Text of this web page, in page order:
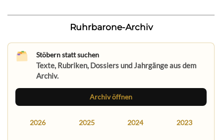
Ruhrbarone-Archiv
Stöbern statt suchen
Texte, Rubriken, Dossiers und Jahrgänge aus dem
Archiv.
Archiv öffnen
2026 2025 2024 2023